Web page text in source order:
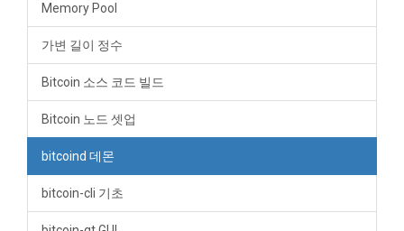
Memory Pool
가변 길이 정수
Bitcoin 소스 코드 빌드
Bitcoin 노드 셋업
bitcoind 데몬
bitcoin-cli 기초